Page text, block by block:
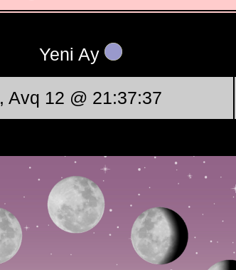
Yeni Ay
, Avq 12 @ 21:37:37